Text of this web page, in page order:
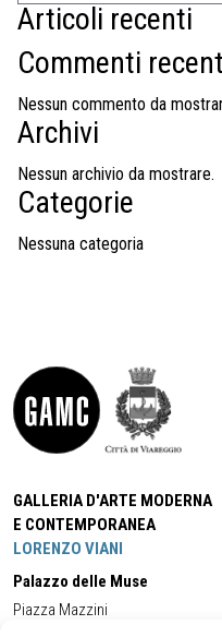
MOSTRE
EVENTI
PALAZZO DELLE MUSE
Articoli recenti
Commenti
Nessun commento da
Archivi
Nessun archivio da mostrare.
Categorie
Nessuna categoria
GALLERIA D'ARTE MODERNA
E CONTEMPORANEA
LORENZO VIANI
Palazzo delle Muse
Piazza Mazzini